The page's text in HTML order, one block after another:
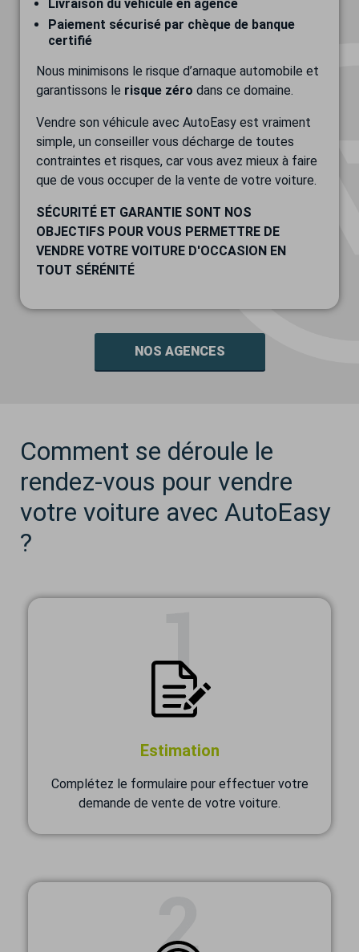
Livraison du véhicule en agence
Paiement sécurisé par chèque de banque
certifié
Nous minimisons le risque d’arnaque automobile et
garantissons le risque zéro dans ce domaine.
Vendre son véhicule avec AutoEasy est vraiment
simple, un conseiller vous décharge de toutes
contraintes et risques, car vous avez mieux à faire
que de vous occuper de la vente de votre voiture.
SÉCURITÉ ET GARANTIE SONT NOS
OBJECTIFS POUR VOUS PERMETTRE DE
VENDRE VOTRE VOITURE D'OCCASION EN
TOUT SÉRÉNITÉ
NOS AGENCES
Comment se déroule le
rendez-vous pour vendre
votre voiture avec AutoEasy
?
Estimation
Complétez le formulaire pour effectuer votre
demande de vente de votre voiture.